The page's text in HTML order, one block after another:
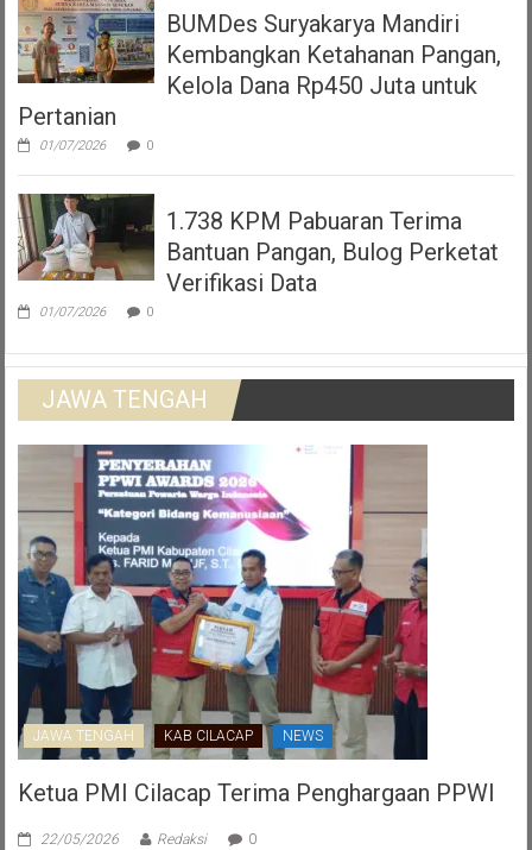
BUMDes Suryakarya Mandiri
Kembangkan Ketahanan Pangan,
Kelola Dana Rp450 Juta untuk
Pertanian
01/07/2026 0
1.738 KPM Pabuaran Terima
Bantuan Pangan, Bulog Perketat
Verifikasi Data
01/07/2026 0
JAWA TENGAH
JAWA TENGAH KAB CILACAP NEWS
Ketua PMI Cilacap Terima Penghargaan PPWI
22/05/2026 Redaksi 0